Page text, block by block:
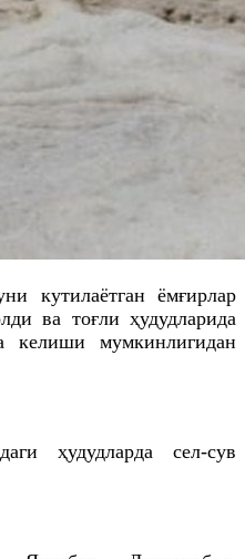
кутилаётган ёмғирлар
ва тоғли ҳудудларида
келиши мумкинлигидан
ҳудудларда сел-сув